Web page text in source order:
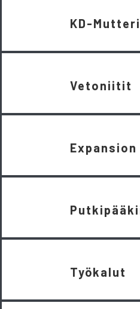
KD-
Vetoniitit
Expansion
Työkalut